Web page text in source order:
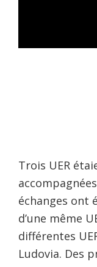
Trois UER
échanges ont
d’une même
différentes
Ludovia. Des